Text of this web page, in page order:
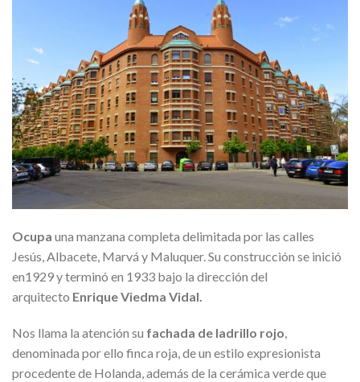
Ocupa una manzana completa delimitada por las calles
Jesús, Albacete, Marvá y Maluquer. Su construcción se inició
en1929 y terminó en 1933 bajo la dirección del
arquitecto Enrique Viedma Vidal.
Nos llama la atención su fachada de ladrillo rojo,
denominada por ello finca roja, de un estilo expresionista
procedente de Holanda, además de la cerámica verde que